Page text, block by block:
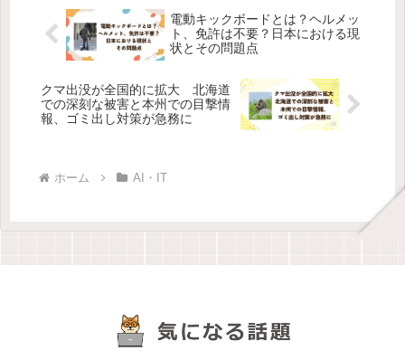
電動キックボードとは？ヘルメッ
ト、免許は不要？日本における現
状とその問題点
クマ出没が全国的に拡大 北海道
での深刻な被害と本州での目撃情
報、ゴミ出し対策が急務に
ホーム AI・IT